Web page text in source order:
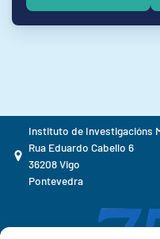
Instituto de Investigacións
Rua Eduardo Cabello 6
36208 Vigo
Pontevedra